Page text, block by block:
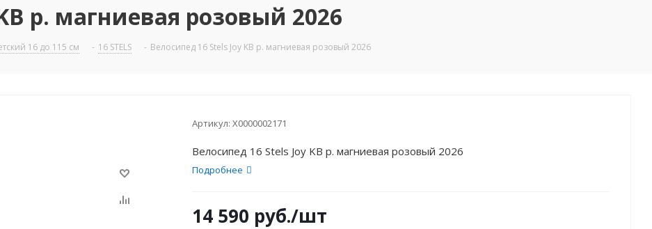
р. магниевая розовый 2026
16 до 115 см - 16 STELS - Велосипед 16 Stels Joy KB р. магниевая розовый 2026
Артикул: X0000002171
Велосипед 16 Stels Joy KB р. магниевая розовый 2026
Подробнее
14 590 руб./шт